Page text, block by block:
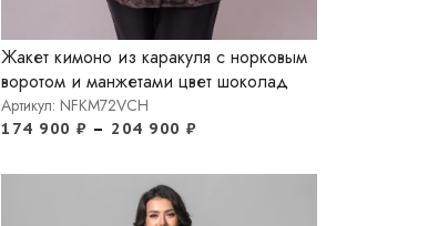
Жакет кимоно из каракуля с норковым
воротом и манжетами цвет шоколад
Артикул: NFKM72VCH
174 900 ₽ – 204 900 ₽